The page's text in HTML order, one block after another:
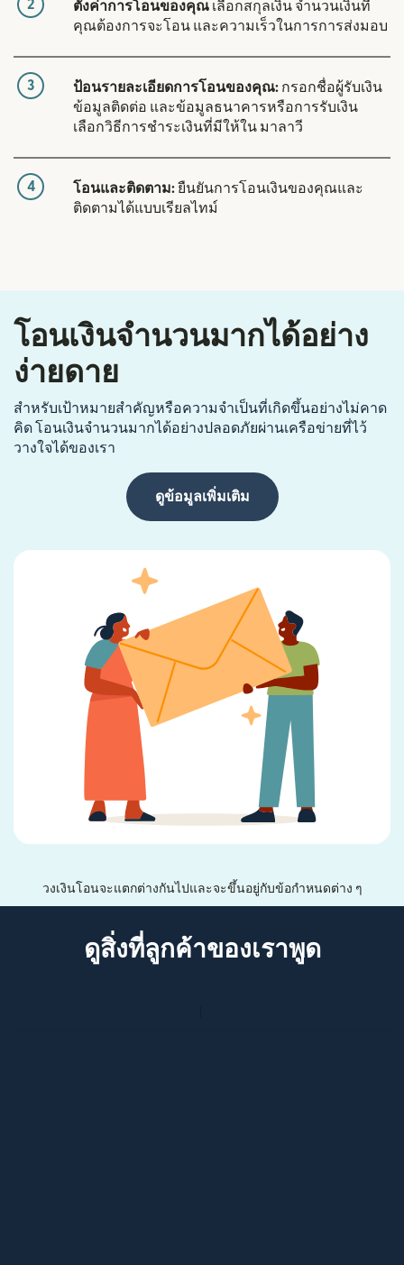
2 ตั้งค่าการโอนของคุณ เลือกสกุลเงิน จำนวนเงินที่
คุณต้องการจะโอน และความเร็วในการการส่งมอบ
3 ป้อนรายละเอียดการโอนของคุณ: กรอกชื่อผู้รับเงิน
ข้อมูลติดต่อ และข้อมูลธนาคารหรือการรับเงิน
เลือกวิธีการชำระเงินที่มีให้ใน มาลาวี
4 โอนและติดตาม:ยืนยันการโอนเงินของคุณและ
ติดตามได้แบบเรียลไทม์
โอนเงินจำนวนมากได้อย่าง
ง่ายดาย
สำหรับเป้าหมายสำคัญหรือความจำเป็นที่เกิดขึ้นอย่างไม่คาด
คิด โอนเงินจำนวนมากได้อย่างปลอดภัยผ่านเครือข่ายที่ไว้
วางใจได้ของเรา
ดูข้อมูลเพิ่มเติม
วงเงินโอนจะแตกต่างกันไปและจะขึ้นอยู่กับข้อกำหนดต่าง ๆ
ดูสิ่งที่ลูกค้าของเราพูด